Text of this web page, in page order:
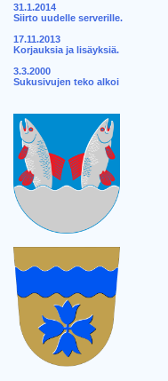
31.1.2014
Siirto uudelle serverille.
17.11.2013
Korjauksia ja lisäyksiä.
3.3.2000
Sukusivujen teko alkoi